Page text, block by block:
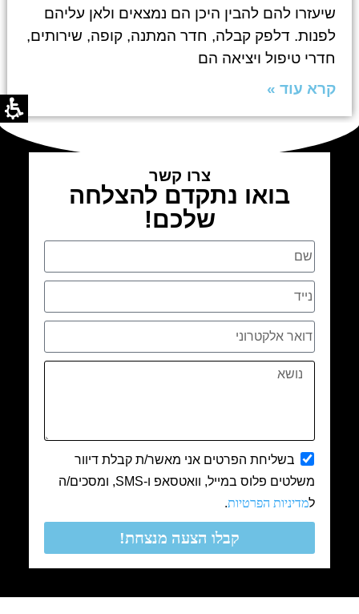
שיעזרו להם להבין היכן הם נמצאים ולאן עליהם
לפנות. דלפק קבלה, חדר המתנה, קופה, שירותים,
חדרי טיפול ויציאה הם
קרא עוד »
צרו קשר
בואו נתקדם להצלחה
שלכם!
בשליחת הפרטים אני מאשר/ת קבלת דיוור
משלטים פלוס במייל, וואטסאפ ו-SMS, ומסכים/ה
למדיניות הפרטיות.
קבלו הצעה מנצחת!